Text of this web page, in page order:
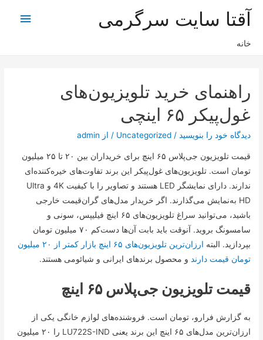
آقتا سایت سرگرمی
خانه
راهنمای خرید تلویزیون‌های
غول‌پیکر ۶۵ اینچی
دیدگاه‌ خود را بنویسید /
Uncategorized / از admin
قیمت تلویزیون جی‌پلاس ۶۵ اینچ برای خریداران بین ۲۰ تا ۲۵ میلیون
تومان است. تلویزیون‌های غول‌پیکر این برند تفاوت‌های خیره‌کننده‌ای
ندارند. دارای نمایشگر LED هستند و تصاویر را با کیفیت 4K و Ultra
HD به‌نمایش می‌گذارند. اگر خریدار مدل‌های گران‌قیمت خارجی
باشید، می‌توانید سراغ تلویزیون‌های ۶۵ اینچ فیلیپس، سونی و
سامسونگ بروید. آنوقت باید بابت آن‌ها دست‌کم ۷۰ میلیون تومان
بپردازید. البته
ارزان‌ترین تلویزیون‌های ۶۵ اینچ بازار کمتر از ۲۰ میلیون
تومان قیمت دارند و محصول برند‌های ایرانی و شیائومی هستند.
قیمت تلویزیون جی‌پلاس ۶۵ اینچ
به گزارش فرارو، تومان است. فروشنده‌های لوازم خانگی یکی از
ارزان‌ترین مدل‌های ۶۵ اینچ این برند یعنی LU722S-IND را ۲۰ میلیون